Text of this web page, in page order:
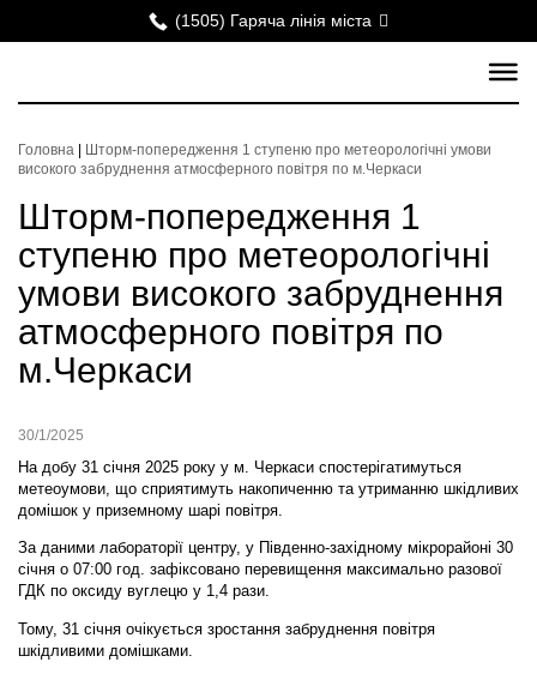
(1505) Гаряча лінія міста
Головна
Шторм-попередження 1 ступеню про метеорологічні умови
високого забруднення атмосферного повітря по м.Черкаси
Шторм-попередження 1
ступеню про метеорологічні
умови високого забруднення
атмосферного повітря по
м.Черкаси
30/1/2025
На добу 31 січня 2025 року у м. Черкаси спостерігатимуться
метеоумови, що сприятимуть накопиченню та утриманню шкідливих
домішок у приземному шарі повітря.
За даними лабораторії центру, у Південно-західному мікрорайоні 30
січня о 07:00 год. зафіксовано перевищення максимально разової
ГДК по оксиду вуглецю у 1,4 рази.
Тому, 31 січня очікується зростання забруднення повітря
шкідливими домішками.